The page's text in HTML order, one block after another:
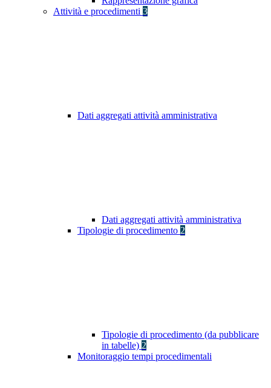
Attività e procedimenti 3
Dati aggregati attività amministrativa
Dati aggregati attività amministrativa
Tipologie di procedimento 2
Tipologie di procedimento (da pubblicare
in tabelle) 2
Monitoraggio tempi procedimentali